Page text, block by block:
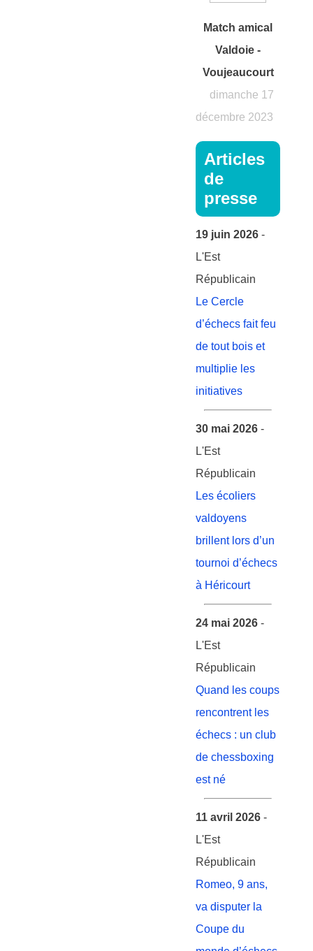
Match amical
Valdoie -
Voujeaucourt
dimanche 17
décembre 2023
Articles
de
presse
19 juin 2026 -
L'Est
Républicain
Le Cercle
d’échecs fait feu
de tout bois et
multiplie les
initiatives
30 mai 2026 -
L'Est
Républicain
Les écoliers
valdoyens
brillent lors d’un
tournoi d’échecs
à Héricourt
24 mai 2026 -
L'Est
Républicain
Quand les coups
rencontrent les
échecs : un club
de chessboxing
est né
11 avril 2026 -
L'Est
Républicain
Romeo, 9 ans,
va disputer la
Coupe du